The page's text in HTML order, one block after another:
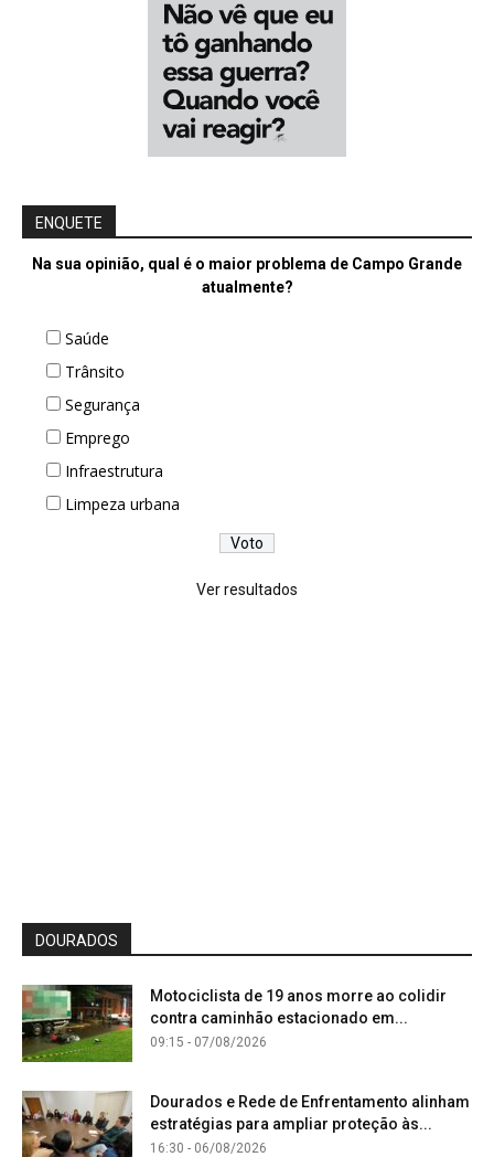
ENQUETE
Na sua opinião, qual é o maior problema de Campo Grande
atualmente?
Saúde
Trânsito
Segurança
Emprego
Infraestrutura
Limpeza urbana
Ver resultados
DOURADOS
Motociclista de 19 anos morre ao colidir
contra caminhão estacionado em...
09:15 - 07/08/2026
Dourados e Rede de Enfrentamento alinham
estratégias para ampliar proteção às...
16:30 - 06/08/2026